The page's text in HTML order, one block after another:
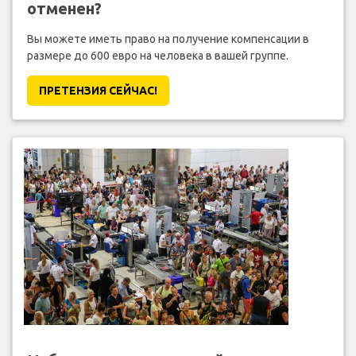
отменен?
Вы можете иметь право на получение компенсации в
размере до 600 евро на человека в вашей группе.
ПРЕТЕНЗИЯ CЕЙЧАС!